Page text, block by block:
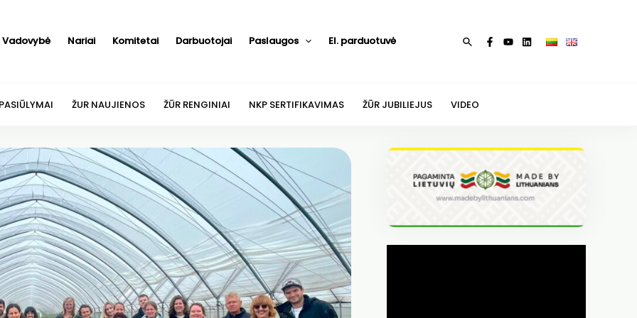
Vadovybė Nariai Komitetai Darbuotojai Paslaugos El. parduotuvė Paieška
ŽUR NAUJIENOS ŽŪR RENGINIAI NKP SERTIFIKAVIMAS ŽŪR JUBILIEJUS VIDEO